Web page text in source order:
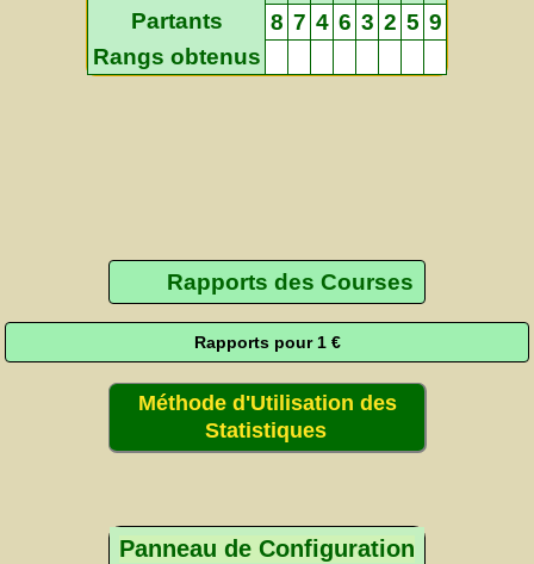
Partants
8 7 4 6 3 2 5 9
Rangs obtenus
Rapports des Courses
Rapports pour 1 €
Méthode d'Utilisation des
Statistiques
Panneau de Configuration